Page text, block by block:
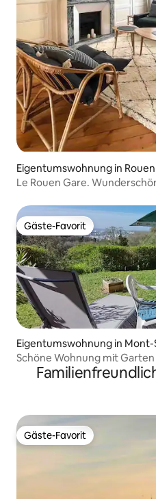
Eigentumswohnung in Rouen
Le Rouen Gare.
Gäste-Favorit
Gäste-Favorit
Eigentumswohnung in
Schöne Wohnung mit
Gäste-Favorit
Gäste-Favorit